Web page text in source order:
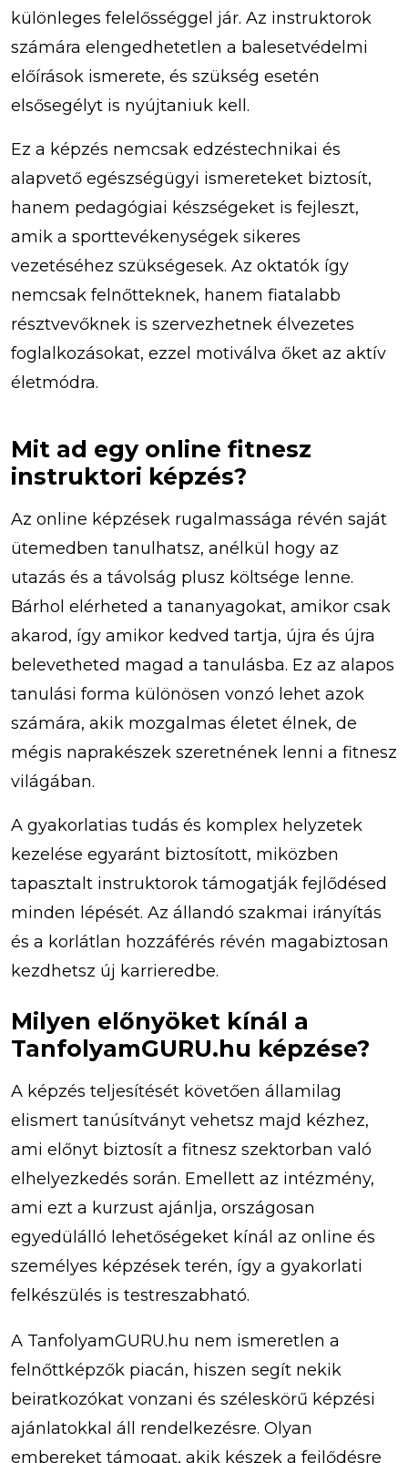
különleges felelősséggel jár. Az instruktorok
számára elengedhetetlen a balesetvédelmi
előírások ismerete, és szükség esetén
elsősegélyt is nyújtaniuk kell.
Ez a képzés nemcsak edzéstechnikai és
alapvető egészségügyi ismereteket biztosít,
hanem pedagógiai készségeket is fejleszt,
amik a sporttevékenységek sikeres
vezetéséhez szükségesek. Az oktatók így
nemcsak felnőtteknek, hanem fiatalabb
résztvevőknek is szervezhetnek élvezetes
foglalkozásokat, ezzel motiválva őket az aktív
életmódra.
Mit ad egy online fitnesz
instruktori képzés?
Az online képzések rugalmassága révén saját
ütemedben tanulhatsz, anélkül hogy az
utazás és a távolság plusz költsége lenne.
Bárhol elérheted a tananyagokat, amikor csak
akarod, így amikor kedved tartja, újra és újra
belevetheted magad a tanulásba. Ez az alapos
tanulási forma különösen vonzó lehet azok
számára, akik mozgalmas életet élnek, de
mégis naprakészek szeretnének lenni a fitnesz
világában.
A gyakorlatias tudás és komplex helyzetek
kezelése egyaránt biztosított, miközben
tapasztalt instruktorok támogatják fejlődésed
minden lépését. Az állandó szakmai irányítás
és a korlátlan hozzáférés révén magabiztosan
kezdhetsz új karrieredbe.
Milyen előnyöket kínál a
TanfolyamGURU.hu képzése?
A képzés teljesítését követően államilag
elismert tanúsítványt vehetsz majd kézhez,
ami előnyt biztosít a fitnesz szektorban való
elhelyezkedés során. Emellett az intézmény,
ami ezt a kurzust ajánlja, országosan
egyedülálló lehetőségeket kínál az online és
személyes képzések terén, így a gyakorlati
felkészülés is testreszabható.
A TanfolyamGURU.hu nem ismeretlen a
felnőttképzők piacán, hiszen segít nekik
beiratkozókat vonzani és széleskörű képzési
ajánlatokkal áll rendelkezésre. Olyan
embereket támogat, akik készek a fejlődésre